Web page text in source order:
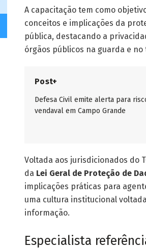
A capacitação tem como
conceitos e implicações da
pública, destacando a
órgãos públicos na guarda e
Post+
Defesa Civil emite alerta para
vendaval em Campo Grande
Voltada aos jurisdicionados do
da Lei Geral de Proteção de
implicações práticas para
uma cultura institucional
informação.
Especialista